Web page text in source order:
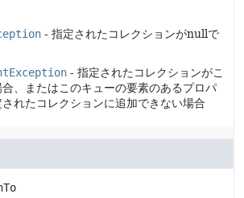
- 指定されたコレクションがnullで
- 指定されたコレクションがこ
、またはこのキューの要素のあるプロパ
れたコレクションに追加できない場合